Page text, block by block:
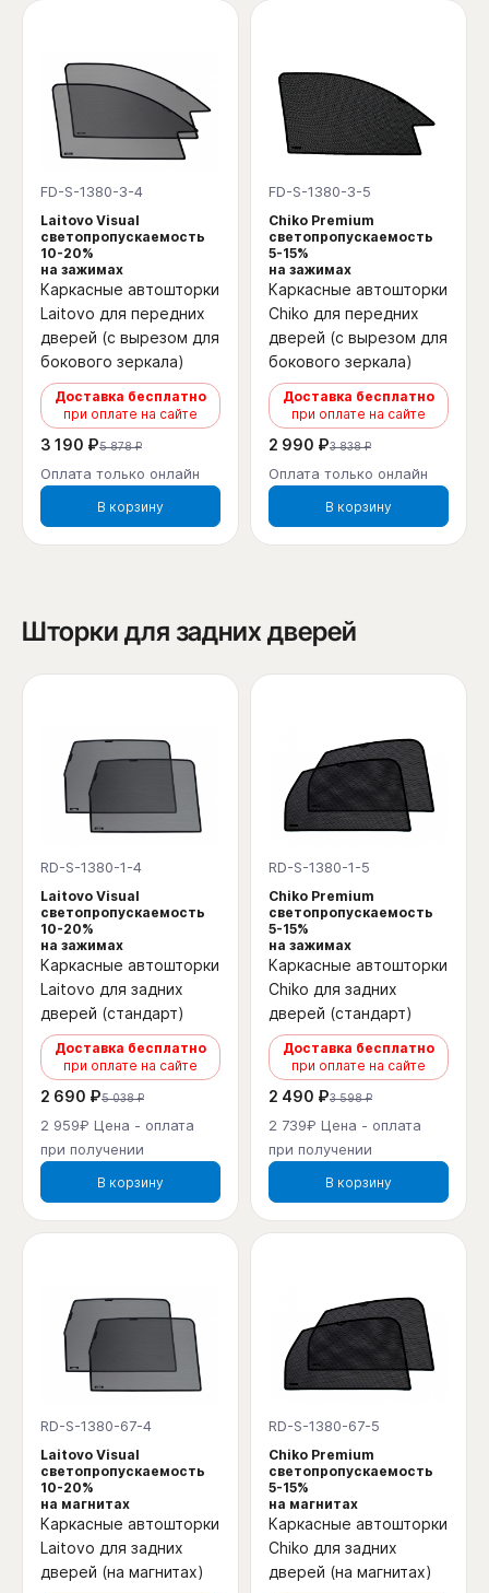
FD-S-1380-3-4
Laitovo Visual
светопропускаемость
10-20%
на зажимах
Каркасные автошторки
Laitovo для передних
дверей (с вырезом для
бокового зеркала)
Доставка бесплатно
при оплате на сайте
3 190 ₽5 878 ₽
Оплата только онлайн
В корзину
FD-S-1380-3-5
Chiko Premium
светопропускаемость
5-15%
на зажимах
Каркасные автошторки
Chiko для передних
дверей (с вырезом для
бокового зеркала)
Доставка бесплатно
при оплате на сайте
2 990 ₽3 838 ₽
Оплата только онлайн
В корзину
Шторки для задних дверей
RD-S-1380-1-4
Laitovo Visual
светопропускаемость
10-20%
на зажимах
Каркасные автошторки
Laitovo для задних
дверей (стандарт)
Доставка бесплатно
при оплате на сайте
2 690 ₽5 038 ₽
2 959₽ Цена - оплата
при получении
В корзину
RD-S-1380-1-5
Chiko Premium
светопропускаемость
5-15%
на зажимах
Каркасные автошторки
Chiko для задних
дверей (стандарт)
Доставка бесплатно
при оплате на сайте
2 490 ₽3 598 ₽
2 739₽ Цена - оплата
при получении
В корзину
RD-S-1380-67-4
Laitovo Visual
светопропускаемость
10-20%
на магнитах
Каркасные автошторки
Laitovo для задних
дверей (на магнитах)
RD-S-1380-67-5
Chiko Premium
светопропускаемость
5-15%
на магнитах
Каркасные автошторки
Chiko для задних
дверей (на магнитах)